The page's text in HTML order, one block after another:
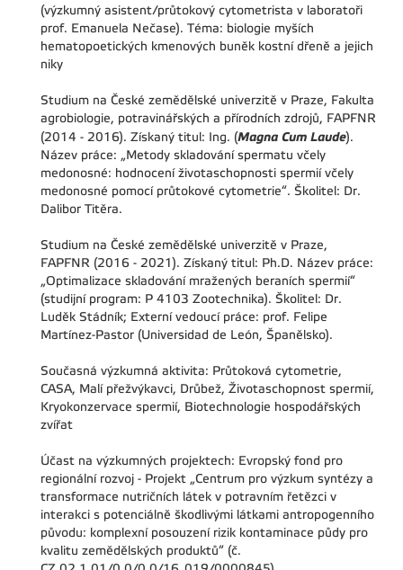
(výzkumný asistent/průtokový cytometrista v laboratoři
prof. Emanuela Nečase). Téma: biologie myších
hematopoetických kmenových buněk kostní dřeně a jejich
niky
Studium na České zemědělské univerzitě v Praze, Fakulta
agrobiologie, potravinářských a přírodních zdrojů, FAPFNR
(2014 - 2016). Získaný titul: Ing. (Magna Cum Laude).
Název práce: „Metody skladování spermatu včely
medonosné: hodnocení životaschopnosti spermií včely
medonosné pomocí průtokové cytometrie“. Školitel: Dr.
Dalibor Titěra.
Studium na České zemědělské univerzitě v Praze,
FAPFNR (2016 - 2021). Získaný titul: Ph.D. Název práce:
„Optimalizace skladování mražených beraních spermií“
(studijní program: P 4103 Zootechnika). Školitel: Dr.
Luděk Stádník; Externí vedoucí práce: prof. Felipe
Martínez-Pastor (Universidad de León, Španělsko).
Současná výzkumná aktivita: Průtoková cytometrie,
CASA, Malí přežvýkavci, Drůbež, Životaschopnost spermií,
Kryokonzervace spermií, Biotechnologie hospodářských
zvířat
Účast na výzkumných projektech: Evropský fond pro
regionální rozvoj - Projekt „Centrum pro výzkum syntézy a
transformace nutričních látek v potravním řetězci v
interakci s potenciálně škodlivými látkami antropogenního
původu: komplexní posouzení rizik kontaminace půdy pro
kvalitu zemědělských produktů“ (č.